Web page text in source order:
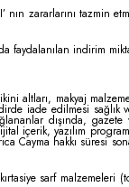
zararlarını tazmin
faydalanılan indirim
altları, makyaj
iade edilmesi
dışında,
içerik, yazılım
Cayma hakkı süresi
sarf malzemeleri